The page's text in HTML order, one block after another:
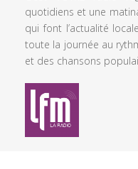
quotidiens et une
qui font l’actualité
toute la journée au
et des chansons